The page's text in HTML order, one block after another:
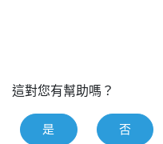
這對您有幫助嗎？
是 否